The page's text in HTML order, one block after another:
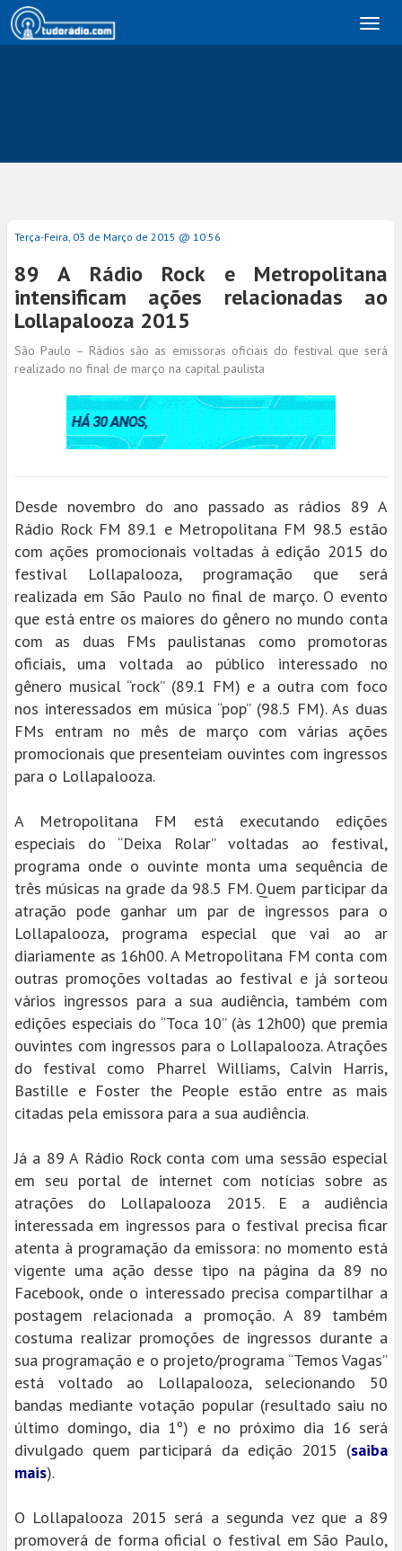
Terça-Feira, 03 de Março de 2015 @ 10:56
89 A Rádio Rock e Metropolitana
intensificam ações relacionadas ao
Lollapalooza 2015
São Paulo – Rádios são as emissoras oficiais do festival que será
realizado no final de março na capital paulista
Desde novembro do ano passado as rádios 89 A
Rádio Rock FM 89.1 e Metropolitana FM 98.5 estão
com ações promocionais voltadas à edição 2015 do
festival Lollapalooza, programação que será
realizada em São Paulo no final de março. O evento
que está entre os maiores do gênero no mundo conta
com as duas FMs paulistanas como promotoras
oficiais, uma voltada ao público interessado no
gênero musical “rock” (89.1 FM) e a outra com foco
nos interessados em música “pop” (98.5 FM). As duas
FMs entram no mês de março com várias ações
promocionais que presenteiam ouvintes com ingressos
para o Lollapalooza.
A Metropolitana FM está executando edições
especiais do “Deixa Rolar” voltadas ao festival,
programa onde o ouvinte monta uma sequência de
três músicas na grade da 98.5 FM. Quem participar da
atração pode ganhar um par de ingressos para o
Lollapalooza, programa especial que vai ao ar
diariamente as 16h00. A Metropolitana FM conta com
outras promoções voltadas ao festival e já sorteou
vários ingressos para a sua audiência, também com
edições especiais do “Toca 10” (às 12h00) que premia
ouvintes com ingressos para o Lollapalooza. Atrações
do festival como Pharrel Williams, Calvin Harris,
Bastille e Foster the People estão entre as mais
citadas pela emissora para a sua audiência.
Já a 89 A Rádio Rock conta com uma sessão especial
em seu portal de internet com notícias sobre as
atrações do Lollapalooza 2015. E a audiência
interessada em ingressos para o festival precisa ficar
atenta à programação da emissora: no momento está
vigente uma ação desse tipo na página da 89 no
Facebook, onde o interessado precisa compartilhar a
postagem relacionada a promoção. A 89 também
costuma realizar promoções de ingressos durante a
sua programação e o projeto/programa “Temos Vagas”
está voltado ao Lollapalooza, selecionando 50
bandas mediante votação popular (resultado saiu no
último domingo, dia 1º) e no próximo dia 16 será
divulgado quem participará da edição 2015 (saiba
mais).
O Lollapalooza 2015 será a segunda vez que a 89
promoverá de forma oficial o festival em São Paulo,